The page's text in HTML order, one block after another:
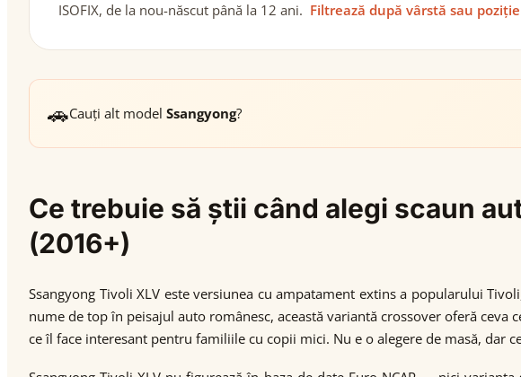
ISOFIX, de la nou-născut până la 12 ani. Filtrează după vârstă sau
🚗Cauți alt model Ssangyong?
Ce trebuie să știi când alegi scaun
(2016+)
Ssangyong Tivoli XLV este versiunea cu ampatament extins a popularului
nume de top în peisajul auto românesc, această variantă crossover oferă
ce îl face interesant pentru familiile cu copii mici. Nu e o alegere de masă, dar